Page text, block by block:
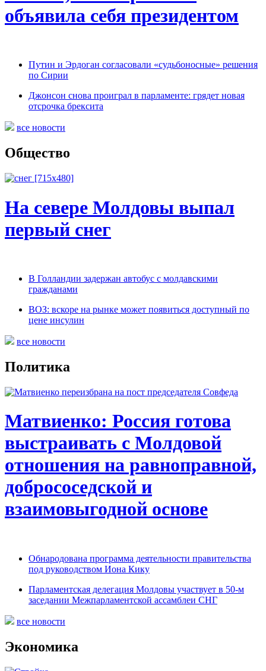
объявила себя президентом
Путин и Эрдоган согласовали «судьбоносные» решения
по Сирии
Джонсон снова проиграл в парламенте: грядет новая
отсрочка брексита
все новости
Общество
На севере Молдовы выпал
первый снег
В Голландии задержан автобус с молдавскими
гражданами
ВОЗ: вскоре на рынке может появиться доступный по
цене инсулин
все новости
Политика
Матвиенко: Россия готова
выстраивать с Молдовой
отношения на равноправной,
добрососедской и
взаимовыгодной основе
Обнародована программа деятельности правительства
под руководством Иона Кику
Парламентская делегация Молдовы участвует в 50-м
заседании Межпарламентской ассамблеи СНГ
все новости
Экономика